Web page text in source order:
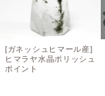
[ガネッシュヒマール産]
ヒマラヤ水晶ポリッシュ
ポイント